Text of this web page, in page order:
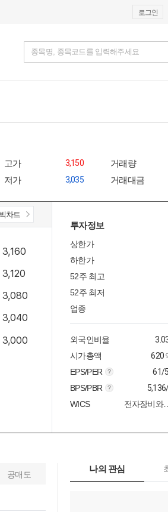
로그인
종목명, 종목코드를 입력해주세요
고가 3,150 거래량
저가 3,035 거래대금
빅차트
투자정보
상한가
하한가
52주 최고
52주 최저
업종
외국인비율
시가총액 620
EPS/PER 61/
BPS/PBR
WICS 전자장
공매도
나의 관심